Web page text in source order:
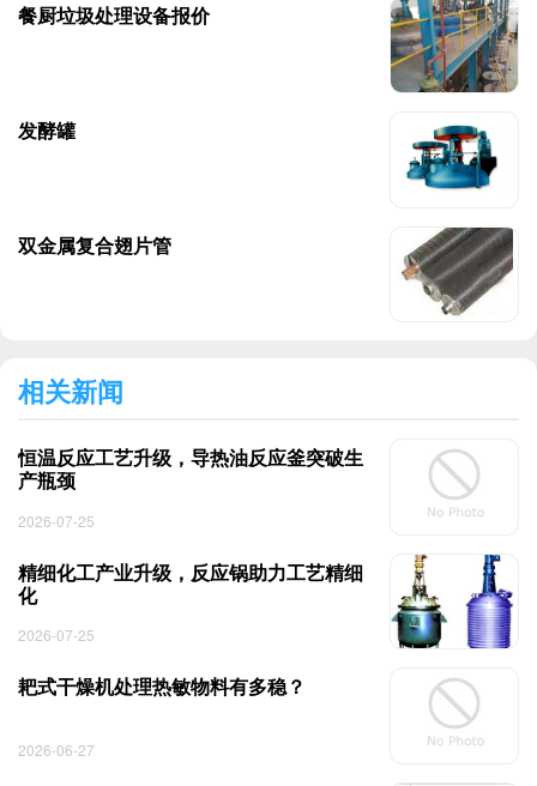
餐厨垃圾处理设备报价
发酵罐
双金属复合翅片管
相关新闻
恒温反应工艺升级，导热油反应釜突破生
产瓶颈
2026-07-25
精细化工产业升级，反应锅助力工艺精细
化
2026-07-25
耙式干燥机处理热敏物料有多稳？
2026-06-27